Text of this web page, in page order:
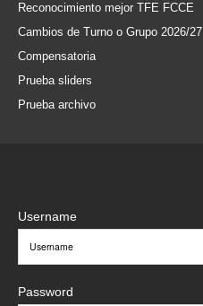
Reconocimiento mejor TFE FCCE
Cambios de Turno o Grupo 2026/27
Compensatoria
Prueba sliders
Prueba archivo
Username
Password